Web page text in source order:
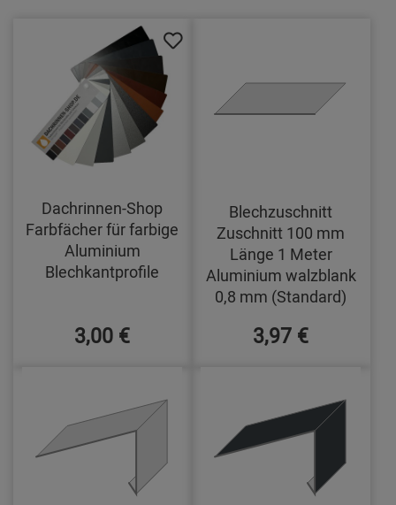
Dachrinnen-Shop
Farbfächer für farbige
Aluminium
Blechkantprofile
3,00 €
Blechzuschnitt
Zuschnitt 100 mm
Länge 1 Meter
Aluminium walzblank
0,8 mm (Standard)
3,97 €